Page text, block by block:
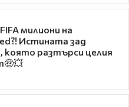
милиони на
Истината зад
която разтърси целия